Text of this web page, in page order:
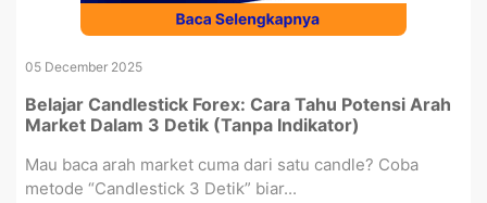
05 December 2025
Belajar Candlestick Forex: Cara Tahu Potensi Arah
Market Dalam 3 Detik (Tanpa Indikator)
Mau baca arah market cuma dari satu candle? Coba
metode “Candlestick 3 Detik” biar...